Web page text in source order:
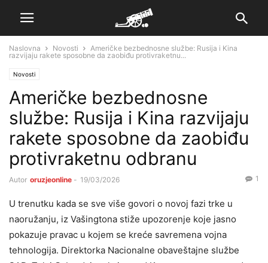
Naslovna Novosti
Američke bezbednosne službe: Rusija i Kina
razvijaju rakete sposobne da zaobiđu protivraketnu...
Novosti
Američke bezbednosne
službe: Rusija i Kina razvijaju
rakete sposobne da zaobiđu
protivraketnu odbranu
Autor oruzjeonline - 19/03/2026 1
U trenutku kada se sve više govori o novoj fazi trke u
naoružanju, iz Vašingtona stiže upozorenje koje jasno
pokazuje pravac u kojem se kreće savremena vojna
tehnologija. Direktorka Nacionalne obaveštajne službe